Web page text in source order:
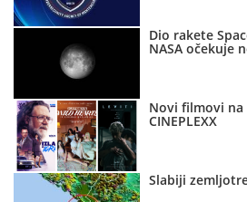
Dio rakete
NASA očekuje
Novi filmovi
CINEPLEXX
Slabiji